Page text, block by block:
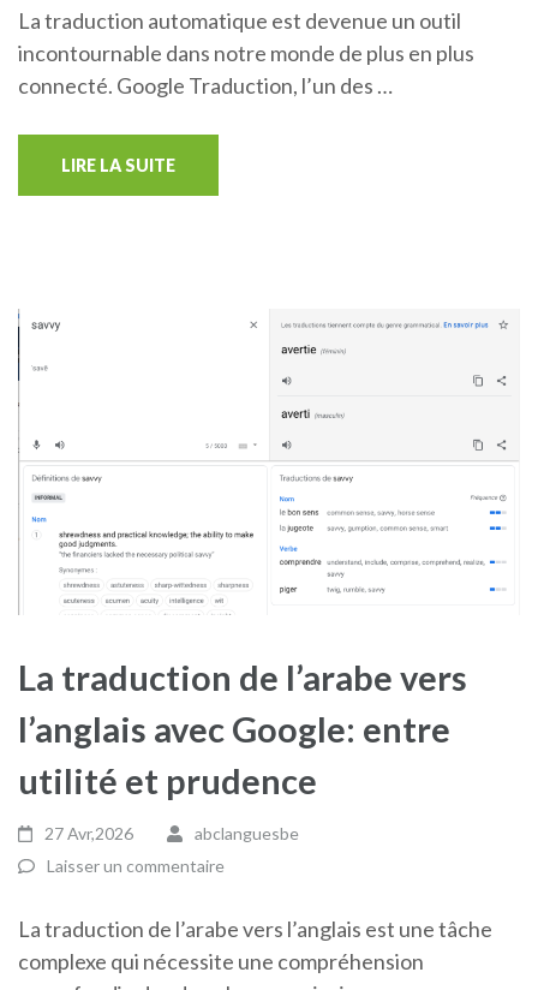
La traduction automatique est devenue un outil
incontournable dans notre monde de plus en plus
connecté. Google Traduction, l’un des …
LIRE LA SUITE
La traduction de l’arabe vers
l’anglais avec Google: entre
utilité et prudence
27 Avr,2026
abclanguesbe
Laisser un commentaire
La traduction de l’arabe vers l’anglais est une tâche
complexe qui nécessite une compréhension